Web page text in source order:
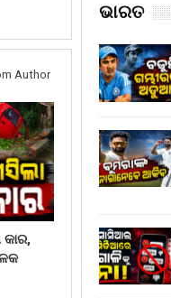
Author
କାର,
ଭାରତ